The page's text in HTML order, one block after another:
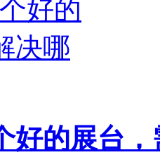
好的展台